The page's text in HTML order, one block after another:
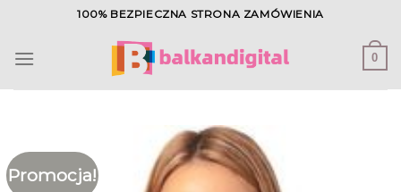
content
100% BEZPIECZNA STRONA ZAMÓWIENIA
0
Promocja!